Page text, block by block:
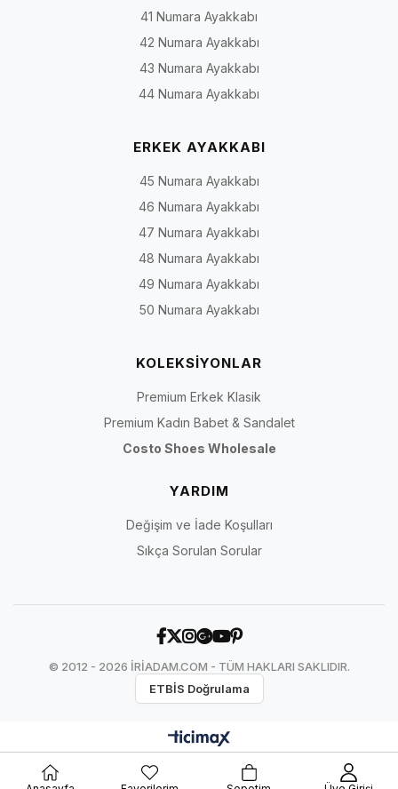
41 Numara Ayakkabı
42 Numara Ayakkabı
43 Numara Ayakkabı
44 Numara Ayakkabı
ERKEK AYAKKABI
45 Numara Ayakkabı
46 Numara Ayakkabı
47 Numara Ayakkabı
48 Numara Ayakkabı
49 Numara Ayakkabı
50 Numara Ayakkabı
KOLEKSİYONLAR
Premium Erkek Klasik
Premium Kadın Babet & Sandalet
Costo Shoes Wholesale
YARDIM
Değişim ve İade Koşulları
Sıkça Sorulan Sorular
© 2012 - 2026 İRİADAM.COM - TÜM HAKLARI SAKLIDIR.
ETBİS Doğrulama